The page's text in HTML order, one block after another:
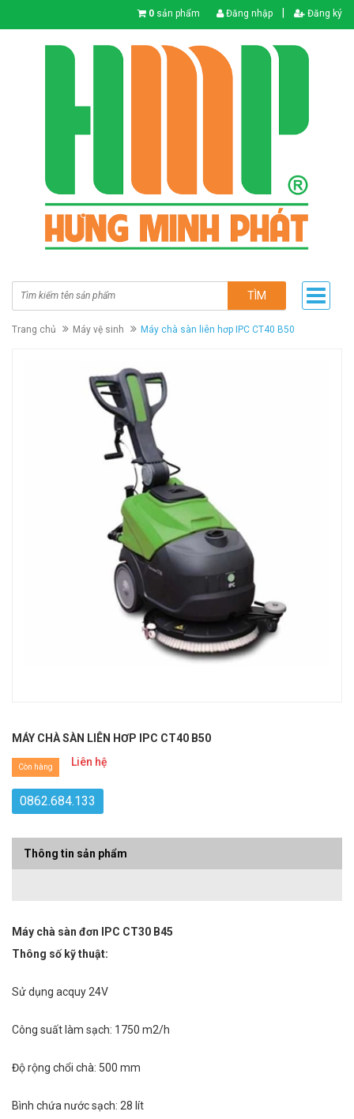
0 sản phẩm Đăng nhập Đăng ký
TÌM
Trang chủ Máy vệ sinh Máy chà sàn liên hơp IPC CT40 B50
MÁY CHÀ SÀN LIÊN HƠP IPC CT40 B50
Liên hệ
Còn hàng
0862.684.133
Thông tin sản phẩm
Máy chà sàn đơn IPC CT30 B45
Thông số kỹ thuật:
Sử dụng acquy 24V
Công suất làm sạch: 1750 m2/h
Độ rộng chổi chà: 500 mm
Bình chứa nước sạch: 28 lít